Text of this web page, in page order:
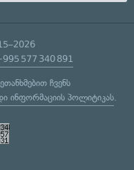
577 340 891
ჩვენს
ინფორმაციის პოლიტიკას.